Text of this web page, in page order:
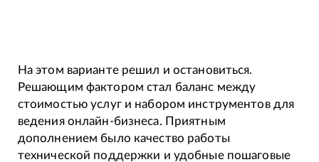
На этом варианте решил и остановиться.
Решающим фактором стал баланс между
стоимостью услуг и набором инструментов для
ведения онлайн-бизнеса. Приятным
дополнением было качество работы
технической поддержки и удобные пошаговые